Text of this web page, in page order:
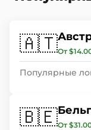
🇦🇹От
Популярные
🇧🇪От